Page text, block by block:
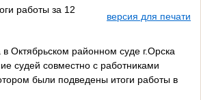
работы за 12
версия для печати
Октябрьском районном суде г.Орска
судей совместно с работниками
были подведены итоги работы в